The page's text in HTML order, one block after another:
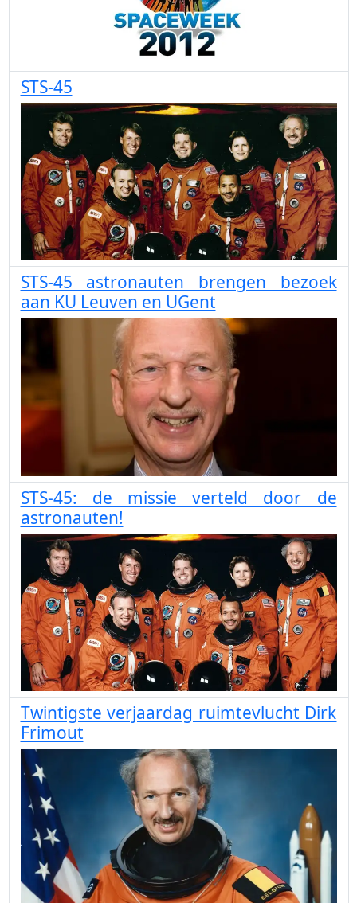
STS-45
STS-45 astronauten brengen bezoek
aan KU Leuven en UGent
STS-45: de missie verteld door de
astronauten!
Twintigste verjaardag ruimtevlucht Dirk
Frimout